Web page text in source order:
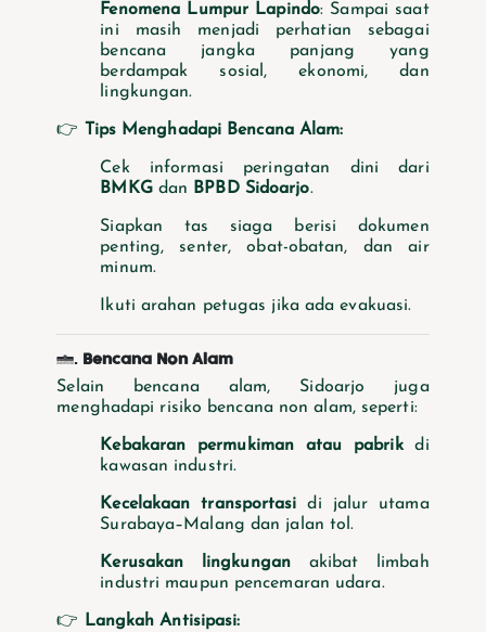
Fenomena Lumpur Lapindo: Sampai saat
ini masih menjadi perhatian sebagai
bencana jangka panjang yang
berdampak sosial, ekonomi, dan
lingkungan.
👉 Tips Menghadapi Bencana Alam:
Cek informasi peringatan dini dari
BMKGdan BPBD Sidoarjo.
Siapkan tas siaga berisi dokumen
penting, senter, obat-obatan, dan air
minum.
Ikuti arahan petugas jika ada evakuasi.
2. Bencana Non Alam
Selain bencana alam, Sidoarjo juga
menghadapi risiko bencana non alam, seperti:
Kebakaran permukiman atau pabrikdi
kawasan industri.
Kecelakaan transportasi di jalur utama
Surabaya–Malang dan jalan tol.
Kerusakan lingkunganakibat limbah
industri maupun pencemaran udara.
👉 Langkah Antisipasi: